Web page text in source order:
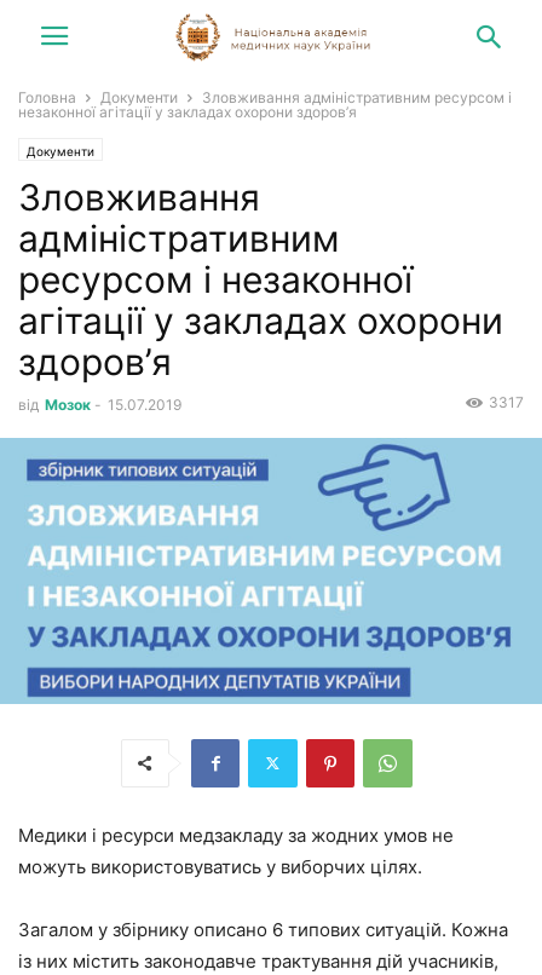
Головна Документи
Зловживання адміністративним ресурсом і
незаконної агітації у закладах охорони здоров’я
Документи
Зловживання
адміністративним
ресурсом і незаконної
агітації у закладах охорони
здоров’я
від Мозок - 15.07.2019 3317
Медики і ресурси медзакладу за жодних умов не
можуть використовуватись у виборчих цілях.
Загалом у збірнику описано 6 типових ситуацій. Кожна
із них містить законодавче трактування дій учасників,